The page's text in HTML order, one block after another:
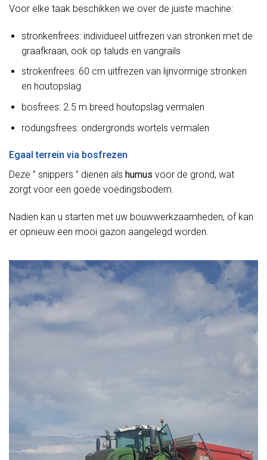
Voor elke taak beschikken we over de juiste machine:
stronkenfrees: individueel uitfrezen van stronken met de
graafkraan, ook op taluds en vangrails
strokenfrees: 60 cm uitfrezen van lijnvormige stronken
en houtopslag
bosfrees: 2.5 m breed houtopslag vermalen
rodungsfrees: ondergronds wortels vermalen
Egaal terrein via bosfrezen
Deze ” snippers ” dienen als humus voor de grond, wat
zorgt voor een goede voedingsbodem.
Nadien kan u starten met uw bouwwerkzaamheden, of kan
er opnieuw een mooi gazon aangelegd worden.